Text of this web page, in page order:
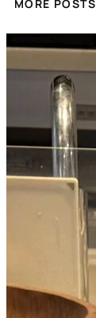
MORE POSTS